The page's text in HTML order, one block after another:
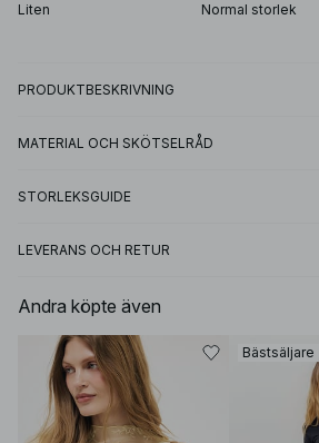
Liten Normal storlek
PRODUKTBESKRIVNING
MATERIAL OCH SKÖTSELRÅD
STORLEKSGUIDE
LEVERANS OCH RETUR
Andra köpte även
Bästsäljare